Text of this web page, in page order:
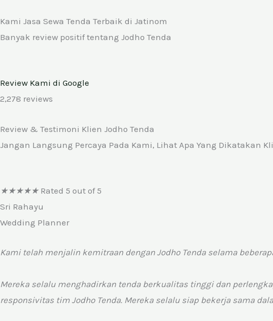
Kami Jasa Sewa Tenda Terbaik di Jatinom
Banyak review positif tentang Jodho Tenda
Review Kami di Google
2,278 reviews
Review & Testimoni Klien Jodho Tenda
Jangan Langsung Percaya Pada Kami, Lihat Apa Yang Dikatakan
★★★★★ Rated 5 out of 5
Sri Rahayu
Wedding Planner
Kami telah menjalin kemitraan dengan Jodho Tenda selama
Mereka selalu menghadirkan tenda berkualitas tinggi dan
responsivitas tim Jodho Tenda. Mereka selalu siap bekerja sama